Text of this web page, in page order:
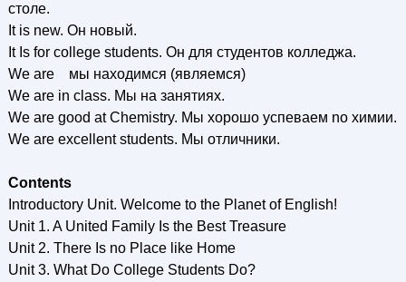
столе.
It is new. Он новый.
It Is for college students. Он для студентов колледжа.
We are мы находимся (являемся)
We are in class. Мы на занятиях.
We are good at Chemistry. Мы хорошо успеваем no химии.
We are excellent students. Мы отличники.
Contents
Introductory Unit. Welcome to the Planet of English!
Unit 1. A United Family Is the Best Treasure
Unit 2. There Is no Place like Home
Unit 3. What Do College Students Do?